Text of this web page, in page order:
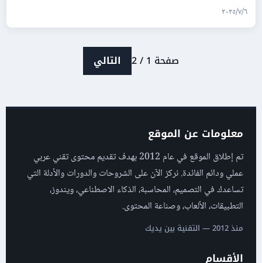
٦‏/٧‏/٢٠٢٥
صفحة 1 / 2 التالي
معلومات عن الموقع
تم إطلاق الموقع في عام 2012 بهدف تقديم محتوى تقني عربي
عملي ودائم الفائدة. نركز الآن على الشروحات والدورات والأدلة التي
تساعدك في التصميم، المحاسبة، الذكاء الاصطناعي، ويندوز،
التطبيقات، الألعاب، وصناعة المحتوى.
منذ 2012 — التقنية بين يديك
الأقسام